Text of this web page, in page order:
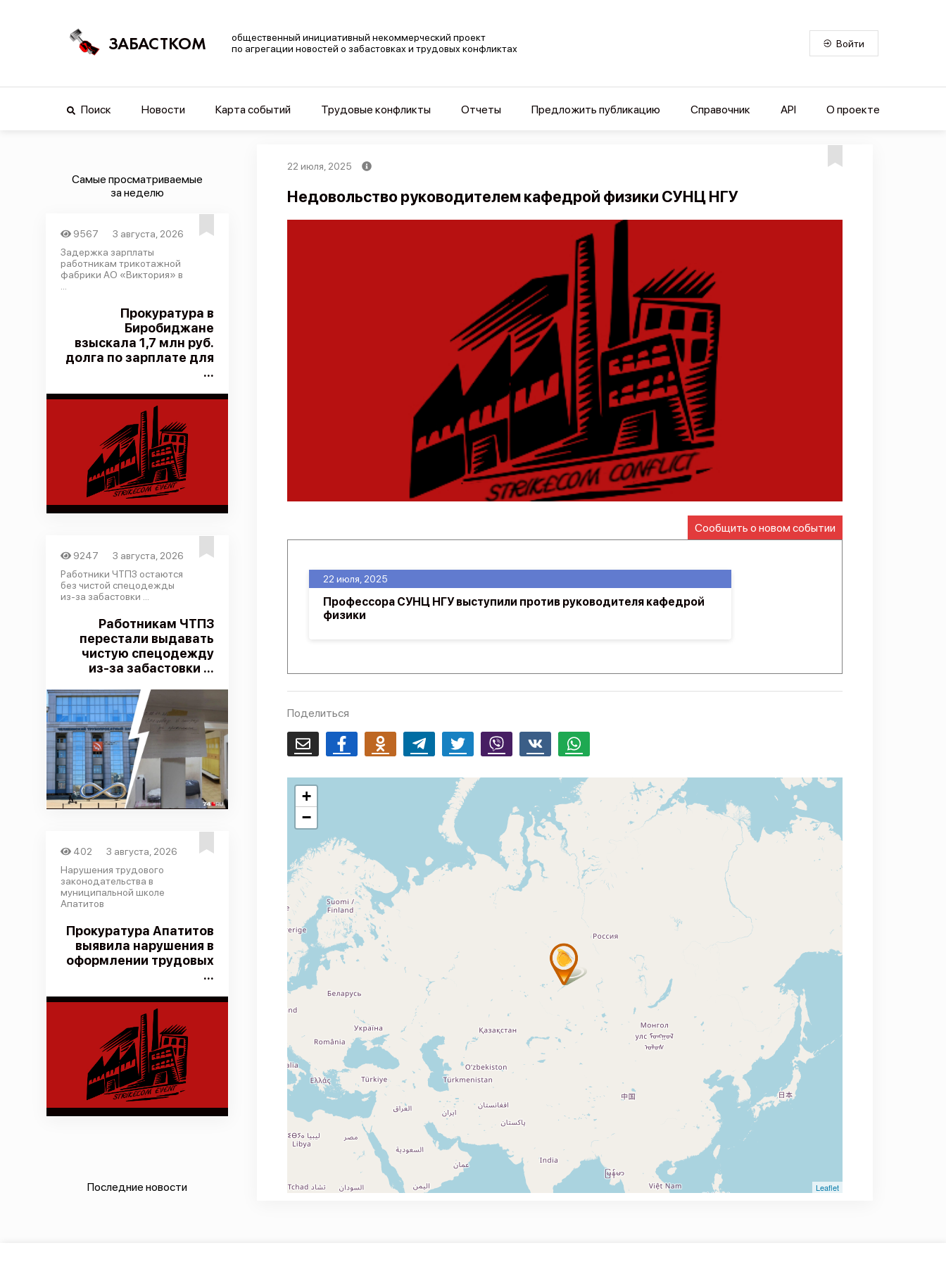
ЗАБАСТКОМ
общественный инициативный некоммерческий проект
по агрегации новостей о забастовках и трудовых конфликтах
Войти
Поиск Новости Карта событий Трудовые конфликты Отчеты Предложить публикацию Справочник API О проекте
Самые просматриваемые
за неделю
9567
3 августа, 2026
Задержка зарплаты
работникам трикотажной
фабрики АО «Виктория» в
Прокуратура в
Биробиджане
взыскала 1,7 млн руб.
долга по зарплате для
...
9247
3 августа, 2026
Работники ЧТПЗ остаются
без чистой спецодежды
из-за забастовки ...
Работникам ЧТПЗ
перестали выдавать
чистую спецодежду
из-за забастовки ...
402
3 августа, 2026
Нарушения трудового
законодательства в
муниципальной школе
Апатитов
Прокуратура Апатитов
выявила нарушения в
оформлении трудовых
...
Последние новости
22 июля, 2025
Недовольство руководителем кафедрой физики СУНЦ НГУ
Сообщить о новом событии
22 июля, 2025
Профессора СУНЦ НГУ выступили против руководителя кафедрой
физики
Поделиться
Email FacebookOdnoklassnikiTelegram Twitter Viber Whatsapp
+
−
Leaflet